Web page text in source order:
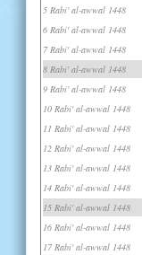
5 Rabi' al-awwal 1448
6 Rabi' al-awwal 1448
7 Rabi' al-awwal 1448
8 Rabi' al-awwal 1448
9 Rabi' al-awwal 1448
10 Rabi' al-awwal 1448
11 Rabi' al-awwal 1448
12 Rabi' al-awwal 1448
13 Rabi' al-awwal 1448
14 Rabi' al-awwal 1448
15 Rabi' al-awwal 1448
16 Rabi' al-awwal 1448
17 Rabi' al-awwal 1448